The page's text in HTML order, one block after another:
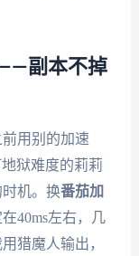
副本不掉
用别的加速
狱难度的莉莉
机。换番茄加
40ms左右，几
猎魔人输出，